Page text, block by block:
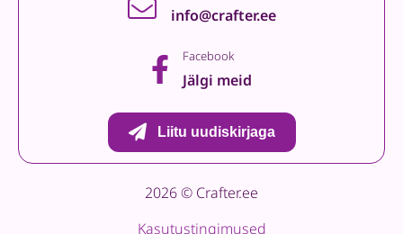
info@crafter.ee
Facebook
Jälgi meid
Liitu uudiskirjaga
2026 © Crafter.ee
Kasutustingimused